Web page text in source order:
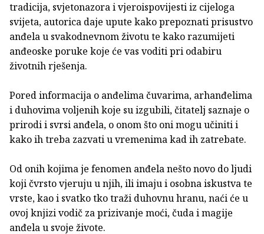
tradicija, svjetonazora i vjeroispovijesti iz cijeloga
svijeta, autorica daje upute kako prepoznati prisustvo
anđela u svakodnevnom životu te kako razumijeti
anđeoske poruke koje će vas voditi pri odabiru
životnih rješenja.
Pored informacija o anđelima čuvarima, arhanđelima
i duhovima voljenih koje su izgubili, čitatelj saznaje o
prirodi i svrsi anđela, o onom što oni mogu učiniti i
kako ih treba zazvati u vremenima kad ih zatrebate.
Od onih kojima je fenomen anđela nešto novo do ljudi
koji čvrsto vjeruju u njih, ili imaju i osobna iskustva te
vrste, kao i svatko tko traži duhovnu hranu, naći će u
ovoj knjizi vodič za prizivanje moći, čuda i magije
anđela u svoje živote.